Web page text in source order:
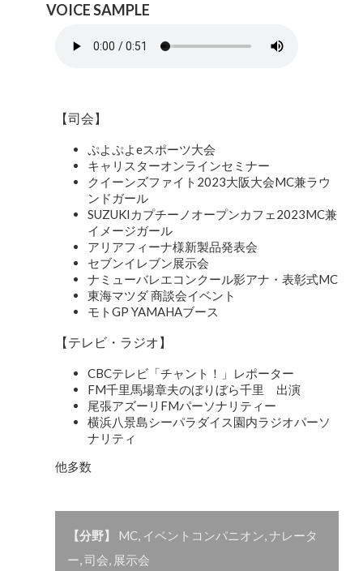
VOICE SAMPLE
【司会】
ぷよぷよeスポーツ大会
キャリスターオンラインセミナー
クイーンズファイト2023大阪大会MC兼ラウ
ンドガール
SUZUKIカプチーノオープンカフェ2023MC兼
イメージガール
アリアフィーナ様新製品発表会
セブンイレブン展示会
ナミューバレエコンクール影アナ・表彰式MC
東海マツダ 商談会イベント
モトGP YAMAHAブース
【テレビ・ラジオ】
CBCテレビ「チャント！」レポーター
FM千里馬場章夫のぼりぼら千里 出演
尾張アズーリFMパーソナリティー
横浜八景島シーパラダイス園内ラジオパーソ
ナリティ
他多数
【分野】 MC, イベントコンパニオン,ナレータ
ー,司会, 展示会